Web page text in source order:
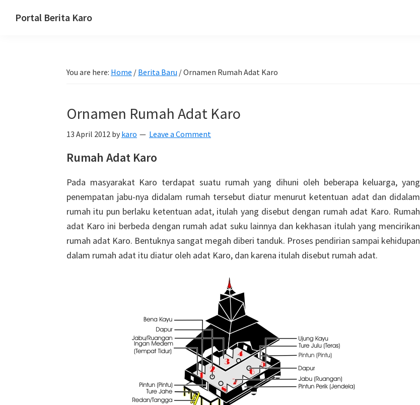
Portal Berita Karo
You are here: Home / Berita Baru /Ornamen Rumah Adat Karo
Ornamen Rumah Adat Karo
13 April 2012 by karo Leave a Comment
Rumah Adat Karo
Pada masyarakat Karo terdapat suatu rumah yang dihuni oleh beberapa keluarga, yang
penempatan jabu-nya didalam rumah tersebut diatur menurut ketentuan adat dan didalam
rumah itu pun berlaku ketentuan adat, itulah yang disebut dengan rumah adat Karo. Rumah
adat Karo ini berbeda dengan rumah adat suku lainnya dan kekhasan itulah yang mencirikan
rumah adat Karo. Bentuknya sangat megah diberi tanduk. Proses pendirian sampai kehidupan
dalam rumah adat itu diatur oleh adat Karo, dan karena itulah disebut rumah adat.